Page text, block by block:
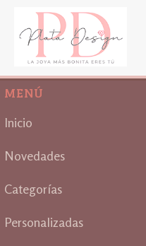
MENÚ
Inicio
Novedades
Categorías
Personalizadas